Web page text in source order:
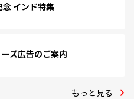
インド特集
ーズ広告のご案内
もっと見る